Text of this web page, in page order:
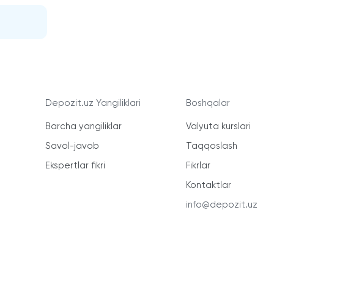
Depozit.uz Yangiliklari
Barcha yangiliklar
Savol-javob
Ekspertlar fikri
Boshqalar
Valyuta kurslari
Taqqoslash
Fikrlar
Kontaktlar
info@depozit.uz